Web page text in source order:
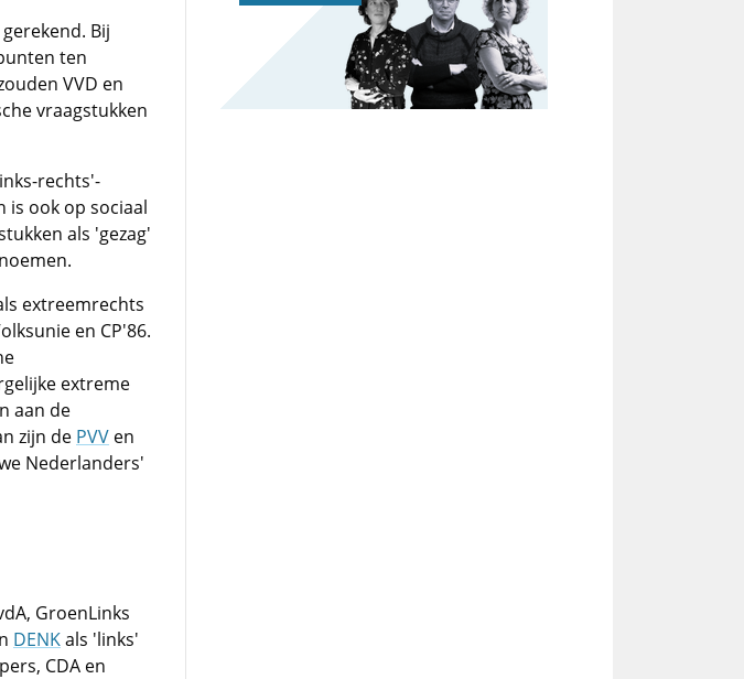
Bij
ten
VVD en
vraagstukken
rechts'-
is ook op sociaal
als 'gezag'
extreemrechts
en CP'86.
extreme
aan de
zijn de PVV en
Nederlanders'
GroenLinks
DENKals 'links'
CDA en